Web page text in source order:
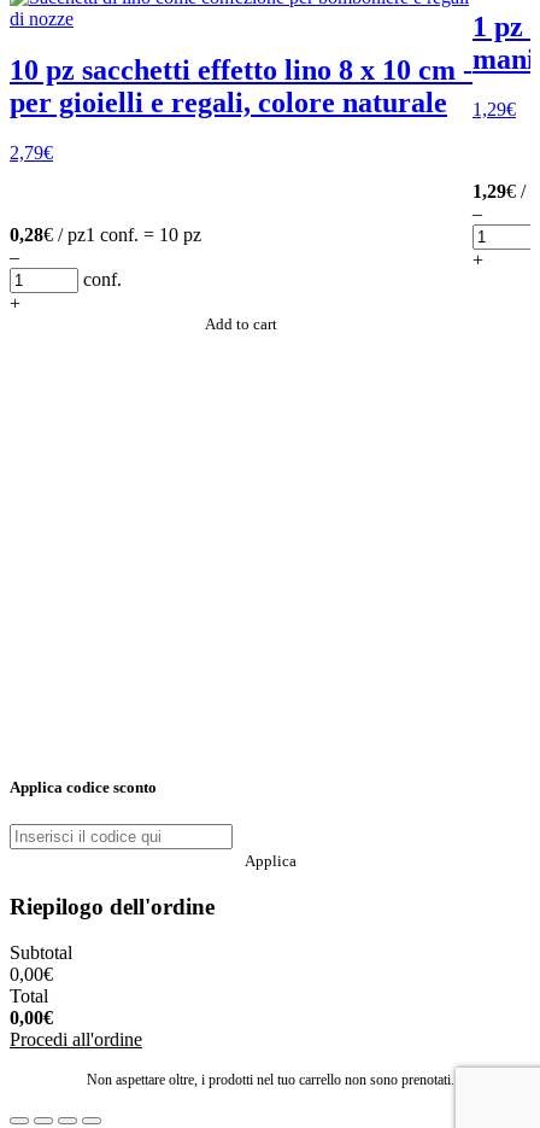
10 pz sacchetti effetto lino 8 x 10 cm -
per gioielli e regali, colore naturale
2,79€
0,28€ / pz1 conf. = 10 pz
–
conf.
+
Add to cart
1 pz
1,29€
1,29€ /
–
+
Applica codice sconto
Applica
Riepilogo dell'ordine
Subtotal
0,00€
Total
0,00€
Procedi all'ordine
Non aspettare oltre, i prodotti nel tuo carrello non sono prenotati.